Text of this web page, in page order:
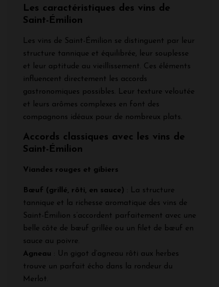
Les caractéristiques des vins de
Saint-Émilion
Les vins de Saint-Émilion se distinguent par leur
structure tannique et équilibrée, leur souplesse
et leur aptitude au vieillissement. Ces éléments
influencent directement les accords
gastronomiques possibles. Leur texture veloutée
et leurs arômes complexes en font des
compagnons idéaux pour de nombreux plats.
Accords classiques avec les vins de
Saint-Émilion
Viandes rouges et gibiers
Bœuf (grillé, rôti, en sauce) : La structure
tannique et la richesse aromatique des vins de
Saint-Émilion s’accordent parfaitement avec une
belle côte de bœuf grillée ou un filet de bœuf en
sauce au poivre.
Agneau : Un gigot d’agneau rôti aux herbes
trouve un parfait écho dans la rondeur du
Merlot.